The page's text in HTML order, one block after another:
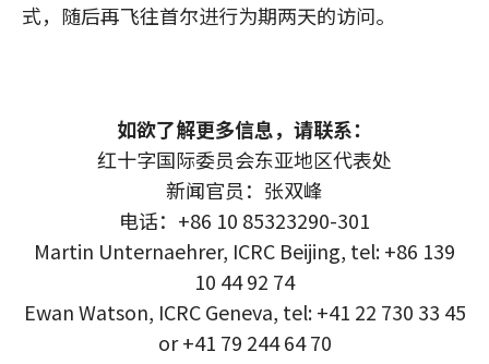
式，随后再飞往首尔进行为期两天的访问。
如欲了解更多信息，请联系：
红十字国际委员会东亚地区代表处
新闻官员：张双峰
电话：+86 10 85323290-301
Martin Unternaehrer, ICRC Beijing, tel: +86 139
10 44 92 74
Ewan Watson, ICRC Geneva, tel: +41 22 730 33 45
or +41 79 244 64 70